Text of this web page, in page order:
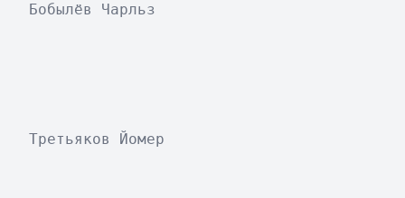
Бобылёв Чарльз
Третьяков Йомер